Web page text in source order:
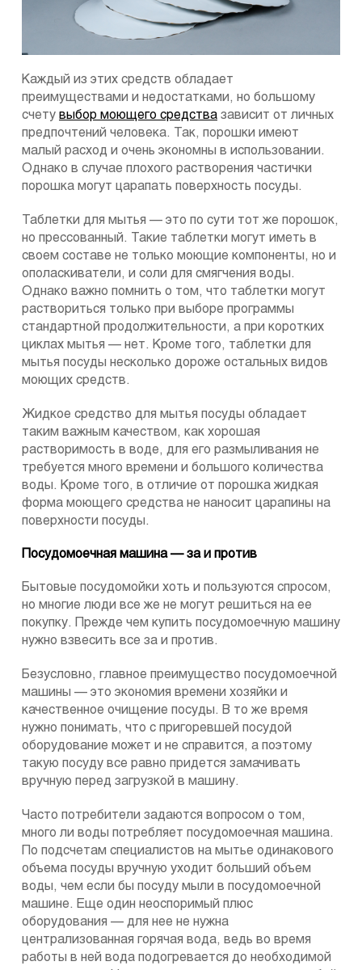
Каждый из этих средств обладает
преимуществами и недостатками, но большому
счету выбор моющего средства зависит от личных
предпочтений человека. Так, порошки имеют
малый расход и очень экономны в использовании.
Однако в случае плохого растворения частички
порошка могут царапать поверхность посуды.
Таблетки для мытья — это по сути тот же порошок,
но прессованный. Такие таблетки могут иметь в
своем составе не только моющие компоненты, но и
ополаскиватели, и соли для смягчения воды.
Однако важно помнить о том, что таблетки могут
раствориться только при выборе программы
стандартной продолжительности, а при коротких
циклах мытья — нет. Кроме того, таблетки для
мытья посуды несколько дороже остальных видов
моющих средств.
Жидкое средство для мытья посуды обладает
таким важным качеством, как хорошая
растворимость в воде, для его размыливания не
требуется много времени и большого количества
воды. Кроме того, в отличие от порошка жидкая
форма моющего средства не наносит царапины на
поверхности посуды.
Посудомоечная машина — за и против
Бытовые посудомойки хоть и пользуются спросом,
но многие люди все же не могут решиться на ее
покупку. Прежде чем купить посудомоечную машину
нужно взвесить все за и против.
Безусловно, главное преимущество посудомоечной
машины — это экономия времени хозяйки и
качественное очищение посуды. В то же время
нужно понимать, что с пригоревшей посудой
оборудование может и не справится, а поэтому
такую посуду все равно придется замачивать
вручную перед загрузкой в машину.
Часто потребители задаются вопросом о том,
много ли воды потребляет посудомоечная машина.
По подсчетам специалистов на мытье одинакового
объема посуды вручную уходит больший объем
воды, чем если бы посуду мыли в посудомоечной
машине. Еще один неоспоримый плюс
оборудования — для нее не нужна
централизованная горячая вода, ведь во время
работы в ней вода подогревается до необходимой